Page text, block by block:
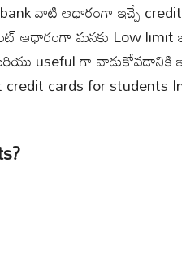
వాటి ఆధారంగా ఇచ్చే credit
ఆధారంగా మనకు Low limit
useful గా వాడుకోవడానికి
cards for students